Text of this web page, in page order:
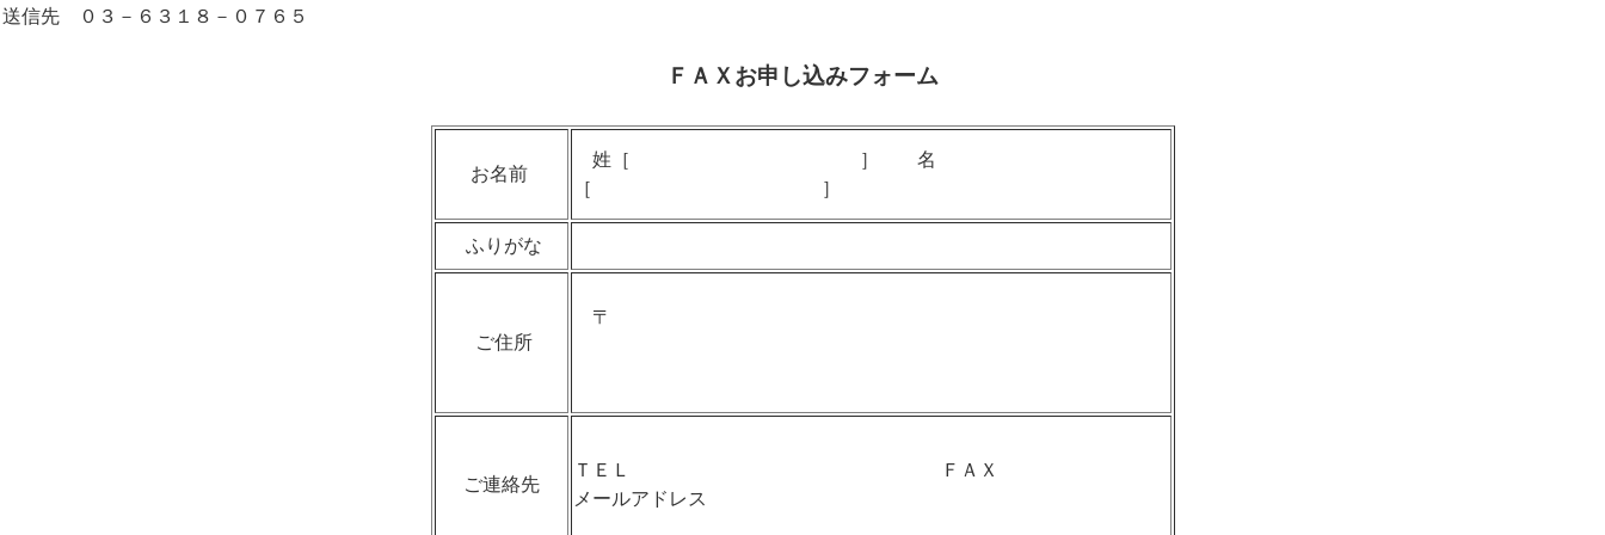
送信先 ０３－６３１８－０７６５
ＦＡＸお申し込みフォーム
お名前
姓［ ］ 名
［ ］
ふりがな
ご住所
〒
ご連絡先
ＴＥＬ ＦＡＸ
メールアドレス